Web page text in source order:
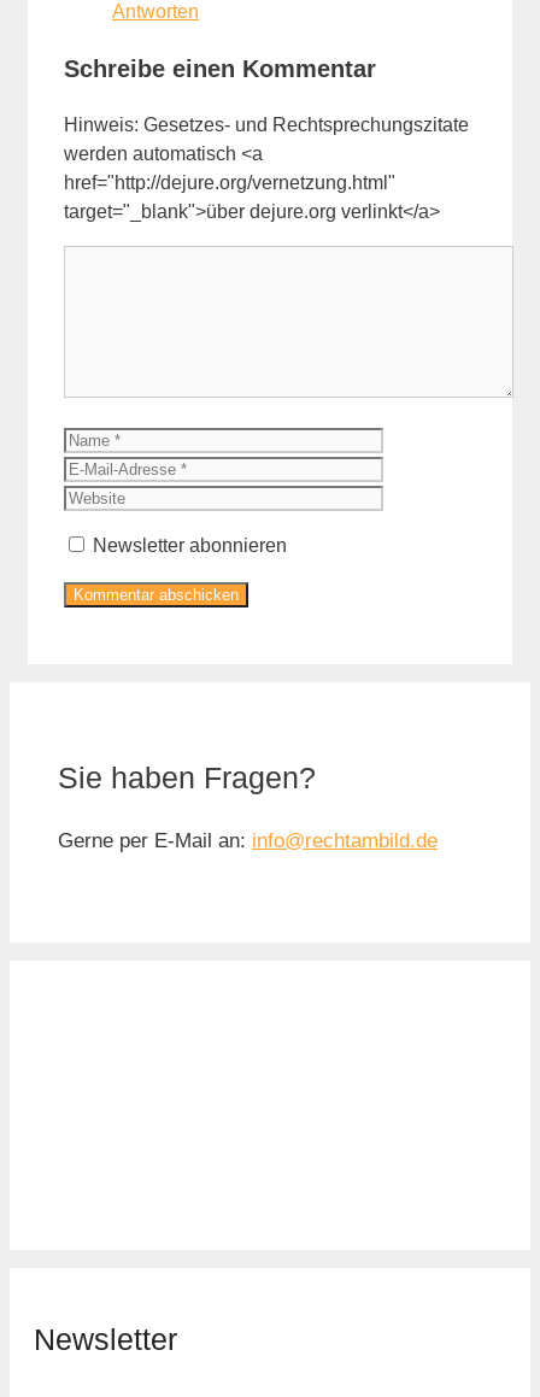
Antworten
Schreibe einen Kommentar
Hinweis: Gesetzes- und Rechtsprechungszitate
werden automatisch <a
href="http://dejure.org/vernetzung.html"
target="_blank">über dejure.org verlinkt</a>
Name
Newsletter abonnieren
Sie haben Fragen?
Gerne per E-Mail an: info@rechtambild.de
Newsletter